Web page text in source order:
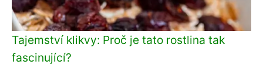
Tajemství klikvy: Proč je tato rostlina tak
fascinující?